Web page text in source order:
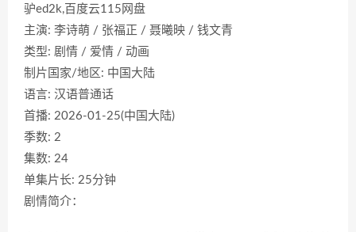
驴ed2k,百度云115网盘
主演: 李诗萌 / 张福正 / 聂曦映 / 钱文青
类型: 剧情 / 爱情 / 动画
制片国家/地区: 中国大陆
语言: 汉语普通话
首播: 2026-01-25(中国大陆)
季数: 2
集数: 24
单集片长: 25分钟
剧情简介：